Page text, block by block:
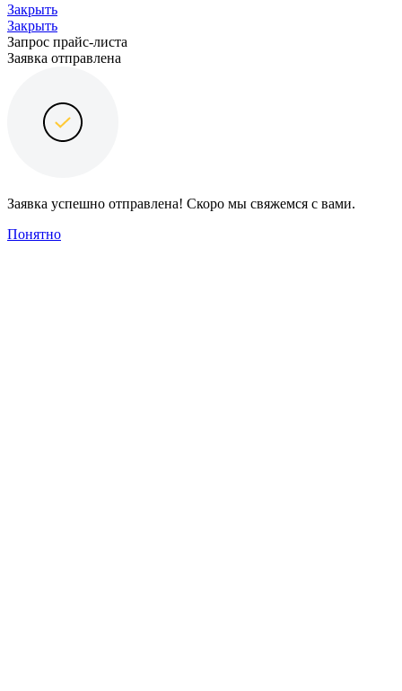
Закрыть
Закрыть
Запрос прайс-листа
Заявка отправлена
Заявка успешно отправлена! Скоро мы свяжемся с вами.
Понятно